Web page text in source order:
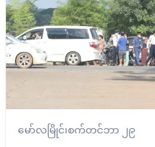
မော်လမြိုင်၊စက်တင်ဘာ ၂၉